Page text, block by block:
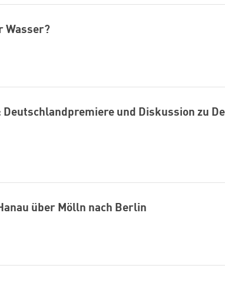
Wasser?
Deutschlandpremiere und Diskussion zu
über Mölln nach Berlin